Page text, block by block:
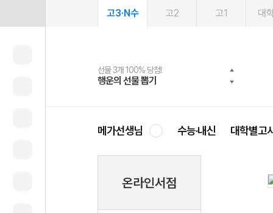
고3·N수 고2 고1 대
선물 3개 100% 당첨!
행운의 선물 뽑기
선물 100% 증정!
메가스터디 X 올리브
여름방학 스터디 캐시백
메가런 썸머스쿨
2027 러셀 단과
강사 공개선발
스마트러닝앱
설문 EVENT
메가패스
3일 무료 체험권
메가패스 수강생 무료혜택!
메가클럽 멤버십
사회공헌 캠페인
희망이룸 메가나눔
메가선생님 수능·내신 대학별고
온라인서점